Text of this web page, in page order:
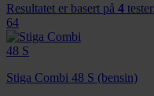
Resultatet er basert på 4 tester.
64
Stiga Combi 48 S (bensin)